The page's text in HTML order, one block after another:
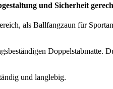
und Sicherheit
als Ballfangzaun für
Doppelstabmatte.
und langlebig.